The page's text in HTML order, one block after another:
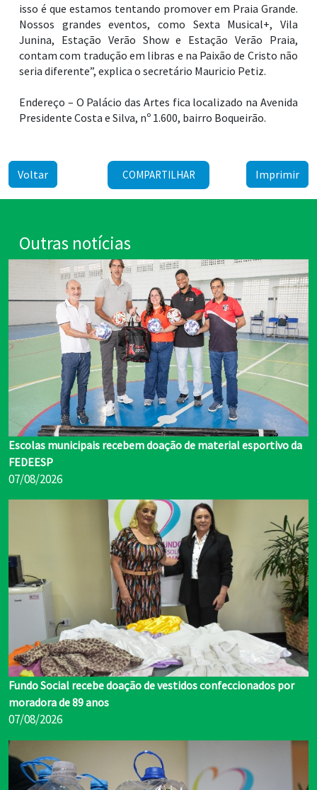
isso é que estamos tentando promover em Praia Grande.
Nossos grandes eventos, como Sexta Musical+, Vila
Junina, Estação Verão Show e Estação Verão Praia,
contam com tradução em libras e na Paixão de Cristo não
seria diferente”, explica o secretário Mauricio Petiz.
Endereço – O Palácio das Artes fica localizado na Avenida
Presidente Costa e Silva, nº 1.600, bairro Boqueirão.
Voltar COMPARTILHAR Imprimir
Outras notícias
Escolas municipais recebem doação de material esportivo da
FEDEESP
07/08/2026
Fundo Social recebe doação de vestidos confeccionados por
moradora de 89 anos
07/08/2026